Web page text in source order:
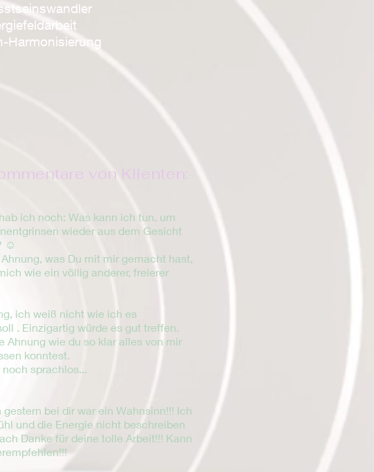
Harmonisierung
von Klienten:
ich noch: Was kann ich tun, um
wieder aus dem Gesicht
☺️
was Du mit mir gemacht hast,
wie ein völlig anderer, freierer
ich weiß nicht wie ich es
. Einzigartig würde es gut treffen.
Ahnung wie du so klar alles von mir
konntest.
sprachlos...
gestern bei dir war ein Wahnsinn!!! Ich
und die Energie nicht beschreiben
Danke für deine tolle Arbeit!!! Kann